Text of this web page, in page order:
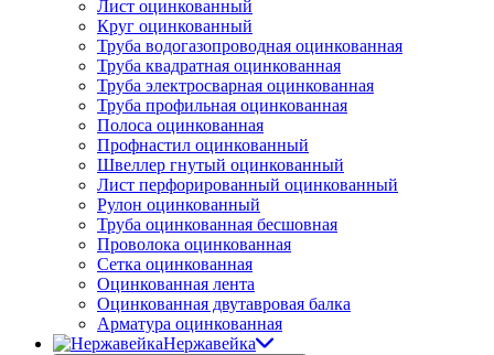
Лист оцинкованный
Круг оцинкованный
Труба водогазопроводная оцинкованная
Труба квадратная оцинкованная
Труба электросварная оцинкованная
Труба профильная оцинкованная
Полоса оцинкованная
Профнастил оцинкованный
Швеллер гнутый оцинкованный
Лист перфорированный оцинкованный
Рулон оцинкованный
Труба оцинкованная бесшовная
Проволока оцинкованная
Сетка оцинкованная
Оцинкованная лента
Оцинкованная двутавровая балка
Арматура оцинкованная
Нержавейка